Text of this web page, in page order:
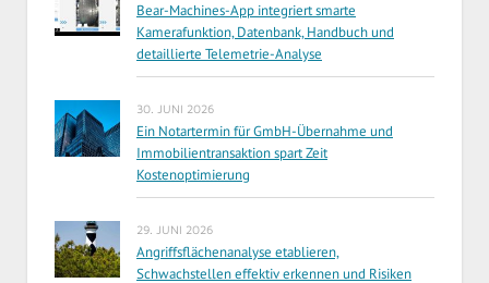
Bear-Machines-App integriert smarte
Kamerafunktion, Datenbank, Handbuch und
detaillierte Telemetrie-Analyse
30. JUNI 2026
Ein Notartermin für GmbH-Übernahme und
Immobilientransaktion spart Zeit
Kostenoptimierung
29. JUNI 2026
Angriffsflächenanalyse etablieren,
Schwachstellen effektiv erkennen und Risiken